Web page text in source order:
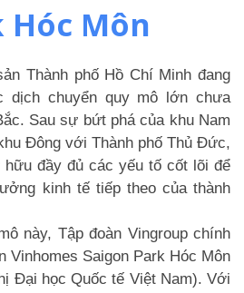
Hóc Môn
Thành phố Hồ Chí Minh đang
dịch chuyển quy mô lớn chưa
Sau sự bứt phá của khu Nam
Đông với Thành phố Thủ Đức,
đầy đủ các yếu tố cốt lõi để
kinh tế tiếp theo của thành
này, Tập đoàn Vingroup chính
Vinhomes Saigon Park Hóc Môn
Đại học Quốc tế Việt Nam). Với